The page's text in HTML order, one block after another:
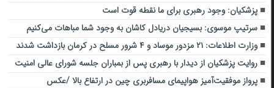
پزشکیان: وجود رهبری برای ما نقطه قوت است
سرتیپ موسوی: بسیجیان دریادل کاشان به وجود شما مباهات می‌کنیم
وزارت اطلاعات: ۲۱ مزدور موساد و ۴ شرور مسلح در کرمان بازداشت شدند
روایت پزشکیان از دیدار با رهبری پس از بمباران جلسه شورای عالی امنیت
پرواز موفقیت‌آمیز هواپیمای مسافربری چین در ارتفاع بالا /عکس